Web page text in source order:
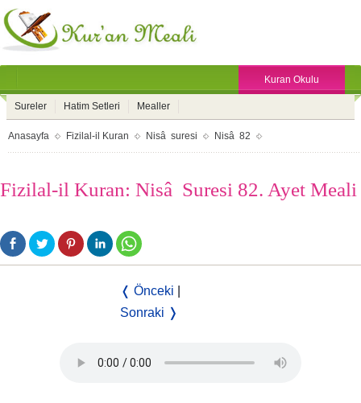
Kuran Okulu
Sureler Hatim Setleri Mealler
Anasayfa Fizilal-il Kuran Nisâ suresi Nisâ 82
Fizilal-il Kuran: Nisâ Suresi 82. Ayet Meali
❬ Önceki
Sonraki ❭